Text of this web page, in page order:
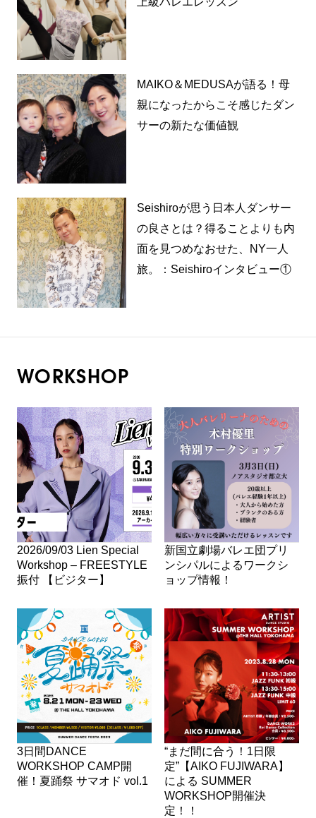
MAIKO＆MEDUSAが語る！母
親になったからこそ感じたダン
サーの新たな価値観
Seishiroが思う日本人ダンサー
の良さとは？得ることよりも内
面を見つめなおせた、NY一人
旅。：Seishiroインタビュー①
WORKSHOP
2026/09/03 Lien Special
Workshop – FREESTYLE
振付 【ビジター】
新国立劇場バレエ団プリ
ンシパルによるワークシ
ョップ情報！
3日間DANCE
WORKSHOP CAMP開
催！夏踊祭 サマオド vol.1
“まだ間に合う！1日限
定”【AIKO FUJIWARA】
による SUMMER
WORKSHOP開催決
定！！